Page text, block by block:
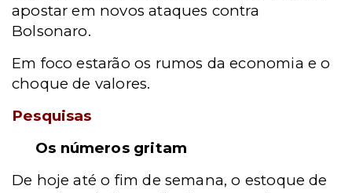
apostar em novos ataques contra
Bolsonaro.
Em foco estarão os rumos da economia e o
choque de valores.
Pesquisas
Os números gritam
De hoje até o fim de semana, o estoque de